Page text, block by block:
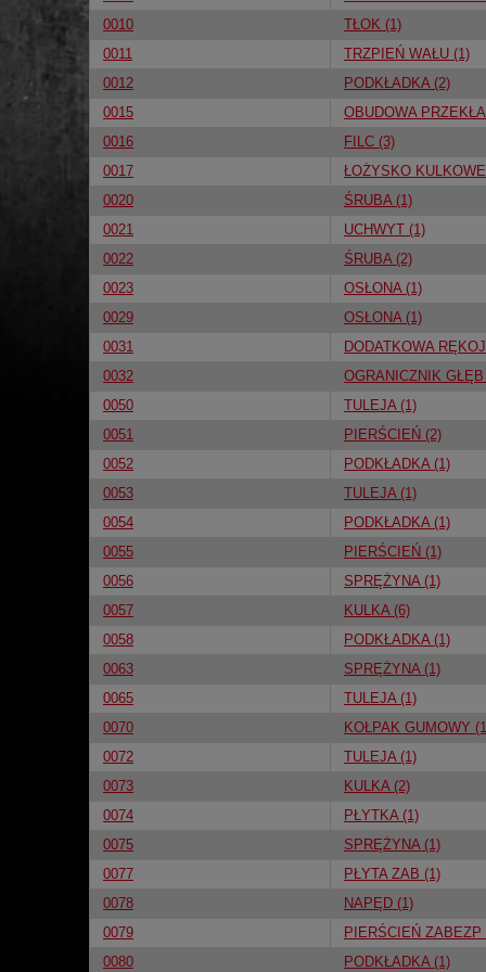
0010
TŁOK (1)
0011
TRZPIEŃ WAŁU (1)
0012
PODKŁADKA (2)
0015
OBUDOWA
0016
FILC (3)
0017
ŁOŻYSKO
0020
ŚRUBA (1)
0021
UCHWYT (1)
0022
ŚRUBA (2)
0023
OSŁONA (1)
0029
OSŁONA (1)
0031
DODATKOWA
0032
OGRANICZNIK GŁĘB
0050
TULEJA (1)
0051
PIERŚCIEŃ (2)
0052
PODKŁADKA (1)
0053
TULEJA (1)
0054
PODKŁADKA (1)
0055
PIERŚCIEŃ (1)
0056
SPRĘŻYNA (1)
0057
KULKA (6)
0058
PODKŁADKA (1)
0063
SPRĘŻYNA (1)
0065
TULEJA (1)
0070
KOŁPAK GUMOWY
0072
TULEJA (1)
0073
KULKA (2)
0074
PŁYTKA (1)
0075
SPRĘŻYNA (1)
0077
PŁYTA ZAB (1)
0078
NAPĘD (1)
0079
PIERŚCIEŃ ZABEZP
0080
PODKŁADKA (1)